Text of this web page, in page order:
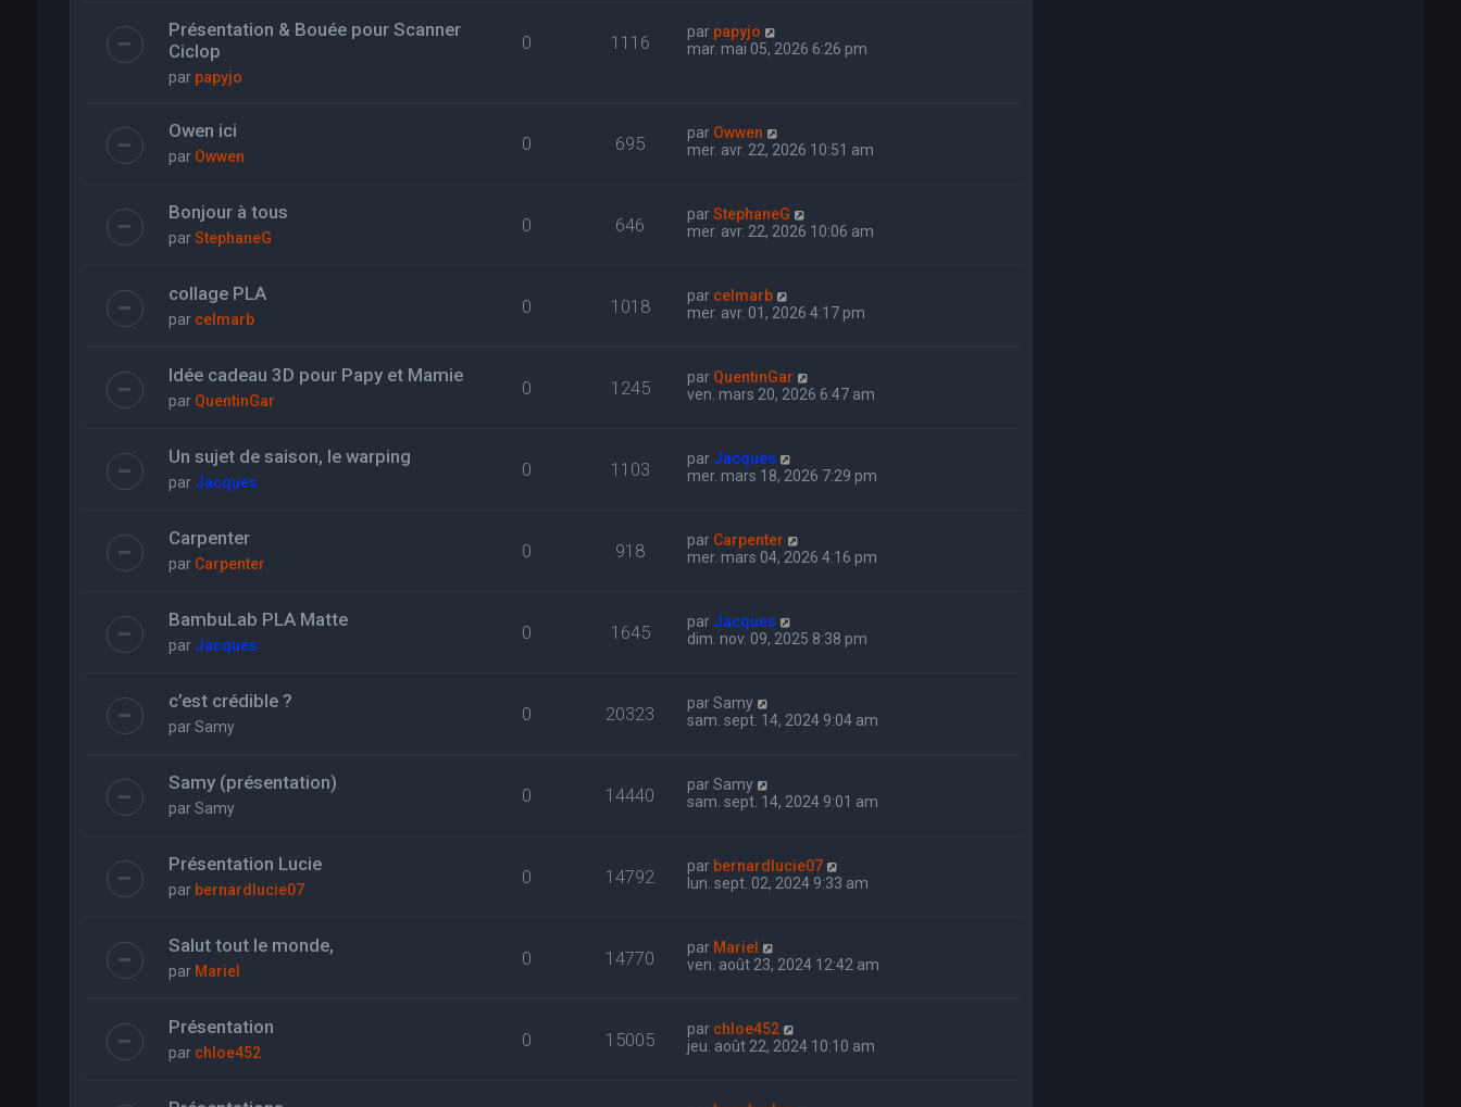
Présentation & Bouée pour Scanner
Ciclop
par papyjo
0 1116 par papyjo
mar. mai 05, 2026 6:26 pm
Owen ici
par Owwen
0 695 par Owwen
mer. avr. 22, 2026 10:51 am
Bonjour à tous
parStephaneG
0 646 parStephaneG
mer. avr. 22, 2026 10:06 am
collage PLA
par celmarb
0 1018 par celmarb
mer. avr. 01, 2026 4:17 pm
Idée cadeau 3D pour Papy et Mamie
par QuentinGar
0 1245 par QuentinGar
ven. mars 20, 2026 6:47 am
Un sujet de saison, le warping
par Jacques
0 1103 par Jacques
mer. mars 18, 2026 7:29 pm
Carpenter
par Carpenter
0 918 par Carpenter
mer. mars 04, 2026 4:16 pm
BambuLab PLA Matte
par Jacques
0 1645 par Jacques
dim. nov. 09, 2025 8:38 pm
c’est crédible ?
parSamy
0 20323 parSamy
sam. sept. 14, 2024 9:04 am
Samy (présentation)
parSamy
0 14440 parSamy
sam. sept. 14, 2024 9:01 am
Présentation Lucie
par bernardlucie07
0 14792 par bernardlucie07
lun. sept. 02, 2024 9:33 am
Salut tout le monde,
par Mariel
0 14770 par Mariel
ven. août 23, 2024 12:42 am
Présentation
par chloe452
0 15005 par chloe452
jeu. août 22, 2024 10:10 am